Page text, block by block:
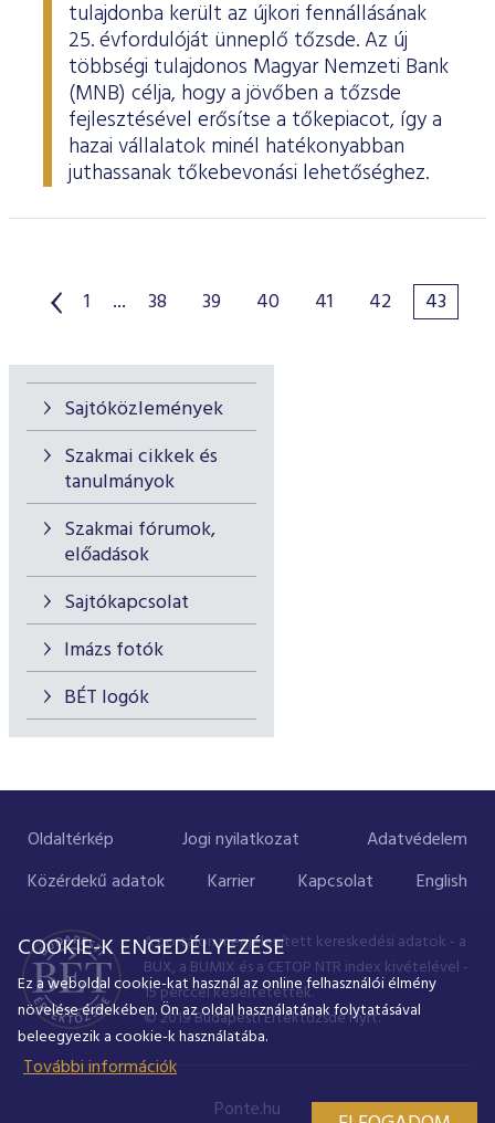
Sajtóközlemények
Szakmai cikkek és
tanulmányok
Szakmai fórumok,
előadások
Sajtókapcsolat
Imázs fotók
BÉT logók
tulajdonba került az újkori fennállásának
25. évfordulóját ünneplő tőzsde. Az új
többségi tulajdonos Magyar Nemzeti Bank
(MNB) célja, hogy a jövőben a tőzsde
fejlesztésével erősítse a tőkepiacot, így a
hazai vállalatok minél hatékonyabban
juthassanak tőkebevonási lehetőséghez.
1 ... 38 39 40 41 42 43
Oldaltérkép Jogi nyilatkozat
Adatvédelem
Közérdekű adatok
Karrier Kapcsolat English
A portálon megjelenített kereskedési adatok - a
BUX, a BUMIX és a CETOP NTR index kivételével -
15 perccel késleltetettek.
© 2019 Budapesti Értéktőzsde Nyrt.
Ponte.hu
COOKIE-K ENGEDÉLYEZÉSE
Ez a weboldal cookie-kat használ az online felhasználói élmény
növelése érdekében. Ön az oldal használatának folytatásával
beleegyezik a cookie-k használatába.
További információk